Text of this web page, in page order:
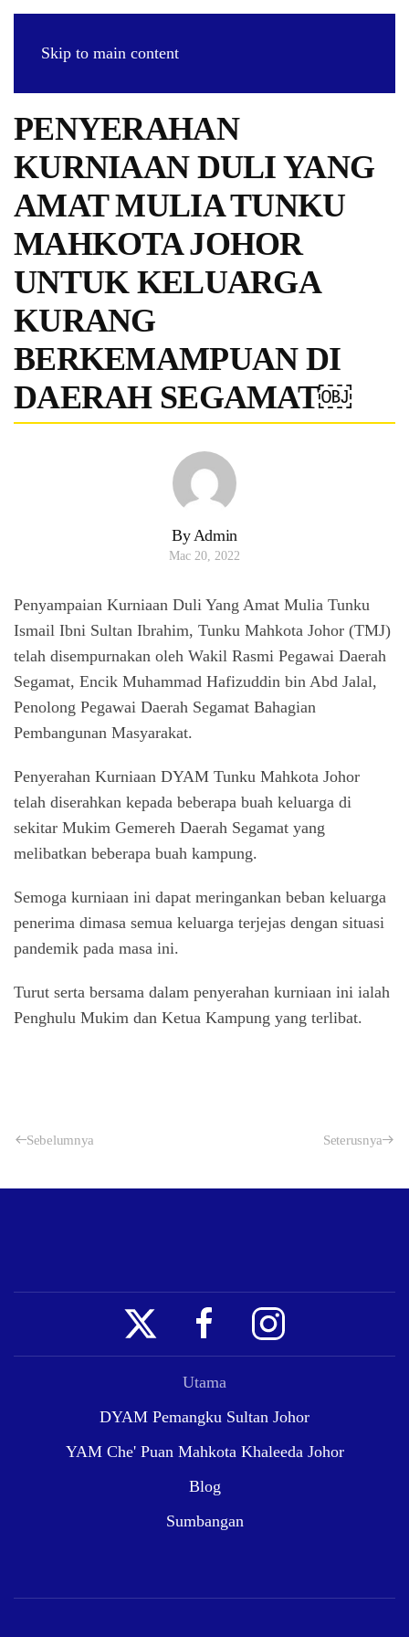
Skip to main content
PENYERAHAN
KURNIAAN DULI YANG
AMAT MULIA TUNKU
MAHKOTA JOHOR
UNTUK KELUARGA
KURANG
BERKEMAMPUAN DI
DAERAH SEGAMAT￼
By Admin
Mac 20, 2022
Penyampaian Kurniaan Duli Yang Amat Mulia Tunku
Ismail Ibni Sultan Ibrahim, Tunku Mahkota Johor (TMJ)
telah disempurnakan oleh Wakil Rasmi Pegawai Daerah
Segamat, Encik Muhammad Hafizuddin bin Abd Jalal,
Penolong Pegawai Daerah Segamat Bahagian
Pembangunan Masyarakat.
Penyerahan Kurniaan DYAM Tunku Mahkota Johor
telah diserahkan kepada beberapa buah keluarga di
sekitar Mukim Gemereh Daerah Segamat yang
melibatkan beberapa buah kampung.
Semoga kurniaan ini dapat meringankan beban keluarga
penerima dimasa semua keluarga terjejas dengan situasi
pandemik pada masa ini.
Turut serta bersama dalam penyerahan kurniaan ini ialah
Penghulu Mukim dan Ketua Kampung yang terlibat.
Sebelumnya Seterusnya
Utama
DYAM Pemangku Sultan Johor
YAM Che' Puan Mahkota Khaleeda Johor
Blog
Sumbangan